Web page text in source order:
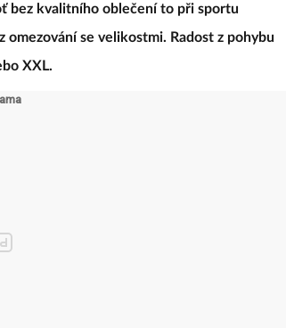
bez kvalitního oblečení to při sportu
se velikostmi. Radost z pohybu
XXL.